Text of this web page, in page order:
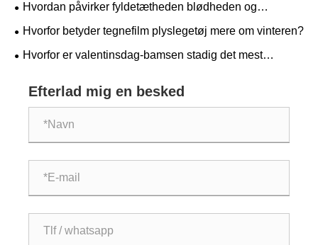
Hvordan påvirker fyldetætheden blødheden og
formfastholdelsen af ​​plyslegetøj?
Hvorfor betyder tegnefilm plyslegetøj mere om vinteren?
Hvorfor er valentinsdag-bamsen stadig det mest
Efterlad mig en besked